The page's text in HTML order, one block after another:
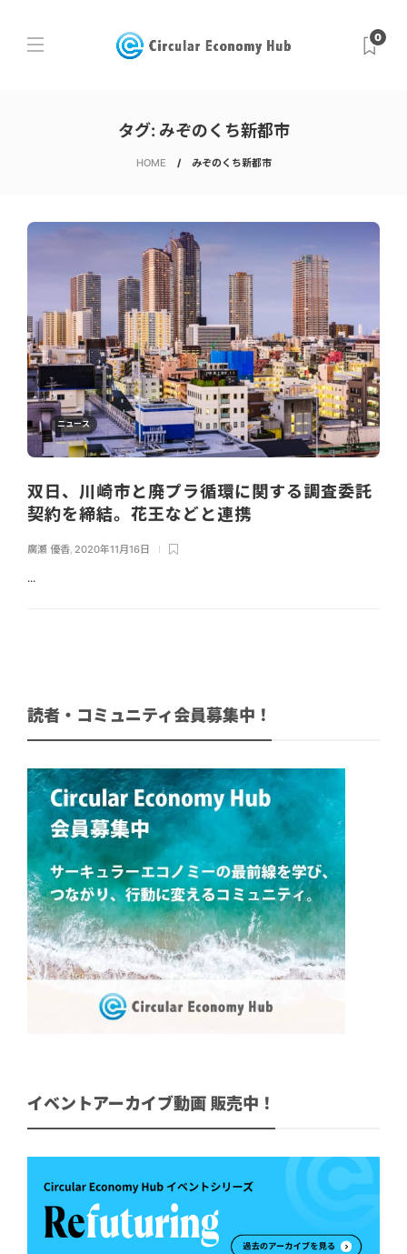
0
タグ: みぞのくち新都市
HOME みぞのくち新都市
ニュース
双日、川崎市と廃プラ循環に関する調査委託
契約を締結。花王などと連携
廣瀬 優香 2020年11月16日
...
読者・コミュニティ会員募集中！
イベントアーカイブ動画 販売中！